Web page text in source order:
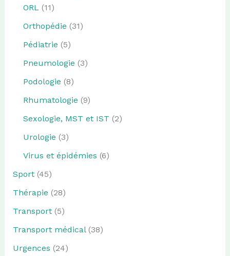
ORL (11)
Orthopédie (31)
Pédiatrie (5)
Pneumologie (3)
Podologie (8)
Rhumatologie (9)
Sexologie, MST et IST (2)
Urologie (3)
Virus et épidémies (6)
Sport(45)
Thérapie (28)
Transport(5)
Transport médical(38)
Urgences (24)